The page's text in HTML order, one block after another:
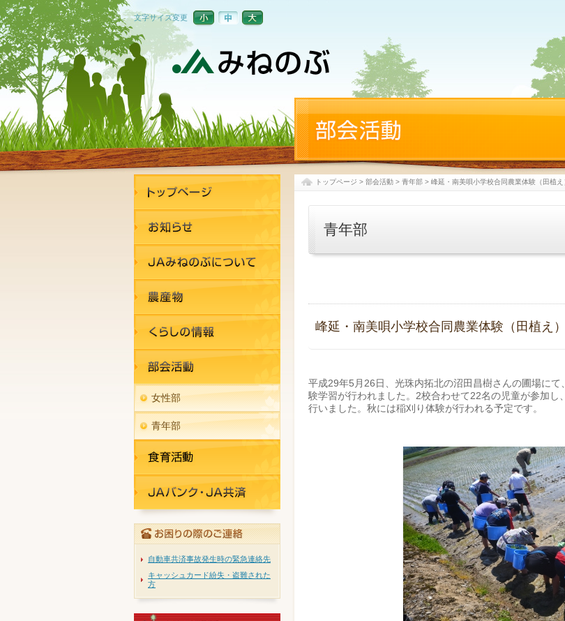
文字サイズ変更
トップページ > 部会活動 > 青年部 > 峰延・南美唄小学校合同農業体験（田植え
青年部
峰延・南美唄小学校合同農業体験（田植え）
平成29年5月26日、光珠内拓北の沼田昌樹さんの圃場に
験学習が行われました。2校合わせて22名の児童が参加
行いました。秋には稲刈り体験が行われる予定です。
女性部
青年部
自動車共済事故発生時の緊急連絡先
キャッシュカード紛失・盗難された
方